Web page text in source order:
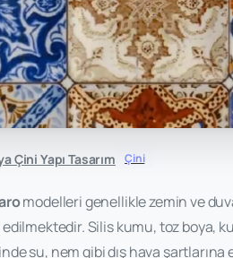
Çini Yapı Tasarım Çini
modelleri genellikle zemin ve
Silis kumu, toz boya,
su, nem gibi dış hava